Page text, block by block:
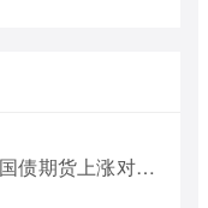
对债券的影响大吗)